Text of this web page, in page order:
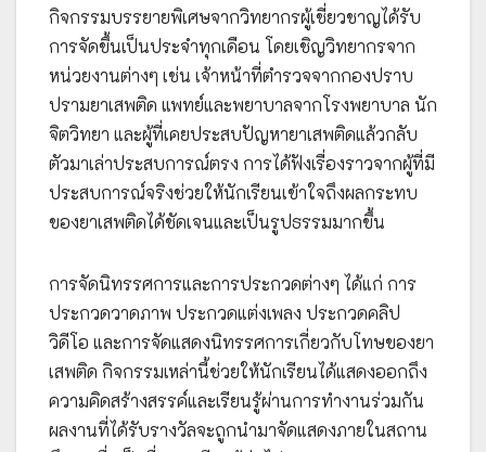
กิจกรรมบรรยายพิเศษจากวิทยากรผู้เชี่ยวชาญได้รับ
การจัดขึ้นเป็นประจำทุกเดือน โดยเชิญวิทยากรจาก
หน่วยงานต่างๆ เช่น เจ้าหน้าที่ตำรวจจากกองปราบ
ปรามยาเสพติด แพทย์และพยาบาลจากโรงพยาบาล นัก
จิตวิทยา และผู้ที่เคยประสบปัญหายาเสพติดแล้วกลับ
ตัวมาเล่าประสบการณ์ตรง การได้ฟังเรื่องราวจากผู้ที่มี
ประสบการณ์จริงช่วยให้นักเรียนเข้าใจถึงผลกระทบ
ของยาเสพติดได้ชัดเจนและเป็นรูปธรรมมากขึ้น
การจัดนิทรรศการและการประกวดต่างๆ ได้แก่ การ
ประกวดวาดภาพ ประกวดแต่งเพลง ประกวดคลิป
วิดีโอ และการจัดแสดงนิทรรศการเกี่ยวกับโทษของยา
เสพติด กิจกรรมเหล่านี้ช่วยให้นักเรียนได้แสดงออกถึง
ความคิดสร้างสรรค์และเรียนรู้ผ่านการทำงานร่วมกัน
ผลงานที่ได้รับรางวัลจะถูกนำมาจัดแสดงภายในสถาน